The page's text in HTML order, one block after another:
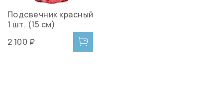
Подсвечник красный
1 шт. (15 см)
2 100 ₽